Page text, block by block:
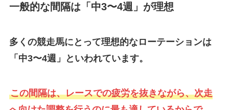
一般的な間隔は「中3〜4週」が理想
多くの競走馬にとって理想的なローテーションは
「中3〜4週」といわれています。
この間隔は、レースでの疲労を抜きながら、次走